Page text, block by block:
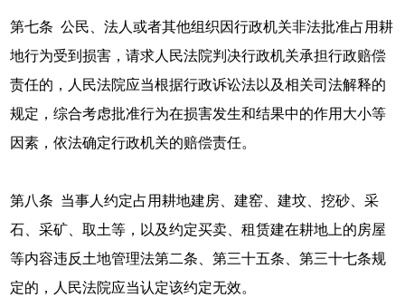
第七条 公民、法人或者其他组织因行政机关非法批准占用耕
地行为受到损害，请求人民法院判决行政机关承担行政赔偿
责任的，人民法院应当根据行政诉讼法以及相关司法解释的
规定，综合考虑批准行为在损害发生和结果中的作用大小等
因素，依法确定行政机关的赔偿责任。
第八条 当事人约定占用耕地建房、建窑、建坟、挖砂、采
石、采矿、取土等，以及约定买卖、租赁建在耕地上的房屋
等内容违反土地管理法第二条、第三十五条、第三十七条规
定的，人民法院应当认定该约定无效。